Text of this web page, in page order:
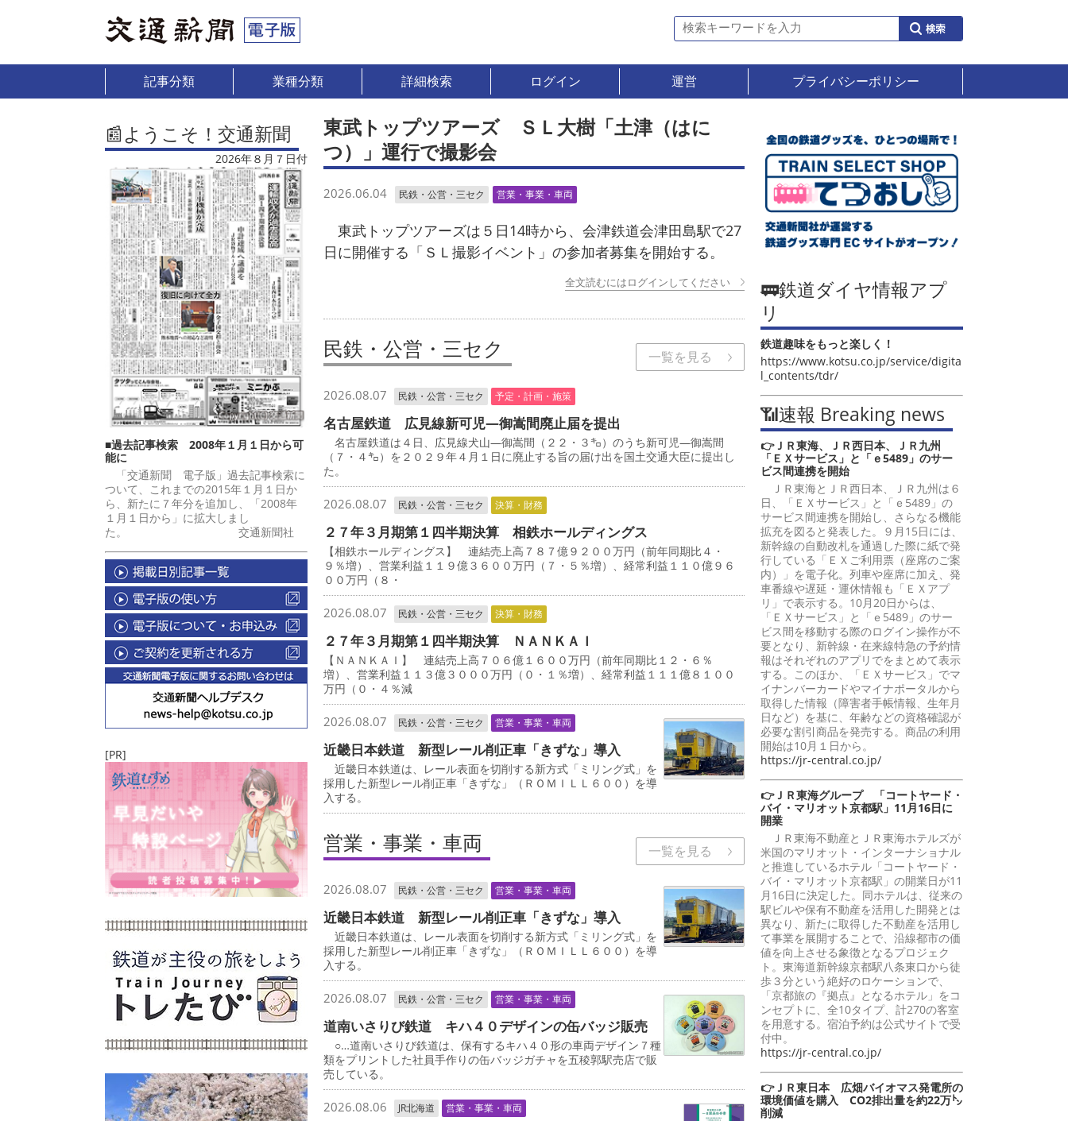
記事分類 業種分類 詳細検索 ログイン 運営 プライバシーポリシー
📰ようこそ！交通新聞
2026年８月７日付
■過去記事検索 2008年１月１日から可
能に
「交通新聞 電子版」過去記事検索に
ついて、これまでの2015年１月１日か
ら、新たに７年分を追加し、「2008年
１月１日から」に拡大しまし
た。 交通新聞社
[PR]
東武トップツアーズ ＳＬ大樹「土津（はに
つ）」運行で撮影会
2026.06.04 民鉄・公営・三セク 営業・事業・車両
東武トップツアーズは５日14時から、会津鉄道会津田島駅で27
日に開催する「ＳＬ撮影イベント」の参加者募集を開始する。
全文読むにはログインしてください
民鉄・公営・三セク 一覧を見る
2026.08.07 民鉄・公営・三セク 予定・計画・施策
名古屋鉄道 広見線新可児―御嵩間廃止届を提出
名古屋鉄道は４日、広見線犬山―御嵩間（２２・３㌔）のうち新可児―御嵩間
（７・４㌔）を２０２９年４月１日に廃止する旨の届け出を国土交通大臣に提出し
た。
2026.08.07 民鉄・公営・三セク 決算・財務
２７年３月期第１四半期決算 相鉄ホールディングス
【相鉄ホールディングス】 連結売上高７８７億９２００万円（前年同期比４・
９％増）、営業利益１１９億３６００万円（７・５％増）、経常利益１１０億９６
００万円（８・
2026.08.07 民鉄・公営・三セク 決算・財務
２７年３月期第１四半期決算 ＮＡＮＫＡＩ
【ＮＡＮＫＡＩ】 連結売上高７０６億１６００万円（前年同期比１２・６％
増）、営業利益１１３億３０００万円（０・１％増）、経常利益１１１億８１００
万円（０・４％減
2026.08.07 民鉄・公営・三セク 営業・事業・車両
近畿日本鉄道 新型レール削正車「きずな」導入
近畿日本鉄道は、レール表面を切削する新方式「ミリング式」を
採用した新型レール削正車「きずな」（ＲＯＭＩＬＬ６００）を導
入する。
営業・事業・車両 一覧を見る
2026.08.07 民鉄・公営・三セク 営業・事業・車両
近畿日本鉄道 新型レール削正車「きずな」導入
近畿日本鉄道は、レール表面を切削する新方式「ミリング式」を
採用した新型レール削正車「きずな」（ＲＯＭＩＬＬ６００）を導
入する。
2026.08.07 民鉄・公営・三セク 営業・事業・車両
道南いさりび鉄道 キハ４０デザインの缶バッジ販売
○…道南いさりび鉄道は、保有するキハ４０形の車両デザイン７種
類をプリントした社員手作りの缶バッジガチャを五稜郭駅売店で販
売している。
2026.08.06 JR北海道 営業・事業・車両
🚃鉄道ダイヤ情報アプ
リ
鉄道趣味をもっと楽しく！
https://www.kotsu.co.jp/service/digita
l_contents/tdr/
📶速報 Breaking news
👉ＪＲ東海、ＪＲ西日本、ＪＲ九州
「ＥＸサービス」と「ｅ5489」のサー
ビス間連携を開始
ＪＲ東海とＪＲ西日本、ＪＲ九州は６
日、「ＥＸサービス」と「ｅ5489」の
サービス間連携を開始し、さらなる機能
拡充を図ると発表した。９月15日には、
新幹線の自動改札を通過した際に紙で発
行している「ＥＸご利用票（座席のご案
内）」を電子化。列車や座席に加え、発
車番線や遅延・運休情報も「ＥＸアプ
リ」で表示する。10月20日からは、
「ＥＸサービス」と「ｅ5489」のサー
ビス間を移動する際のログイン操作が不
要となり、新幹線・在来線特急の予約情
報はそれぞれのアプリでをまとめて表示
する。このほか、「ＥＸサービス」でマ
イナンバーカードやマイナポータルから
取得した情報（障害者手帳情報、生年月
日など）を基に、年齢などの資格確認が
必要な割引商品を発売する。商品の利用
開始は10月１日から。
https://jr-central.co.jp/
👉ＪＲ東海グループ 「コートヤード・
バイ・マリオット京都駅」11月16日に
開業
ＪＲ東海不動産とＪＲ東海ホテルズが
米国のマリオット・インターナショナル
と推進しているホテル「コートヤード・
バイ・マリオット京都駅」の開業日が11
月16日に決定した。同ホテルは、従来の
駅ビルや保有不動産を活用した開発とは
異なり、新たに取得した不動産を活用し
て事業を展開することで、沿線都市の価
値を向上させる象徴となるプロジェク
ト。東海道新幹線京都駅八条東口から徒
歩３分という絶好のロケーションで、
「京都旅の『拠点』となるホテル」をコ
ンセプトに、全10タイプ、計270の客室
を用意する。宿泊予約は公式サイトで受
付中。
https://jr-central.co.jp/
👉ＪＲ東日本 広畑バイオマス発電所の
環境価値を購入 CO2排出量を約22万㌧
削減